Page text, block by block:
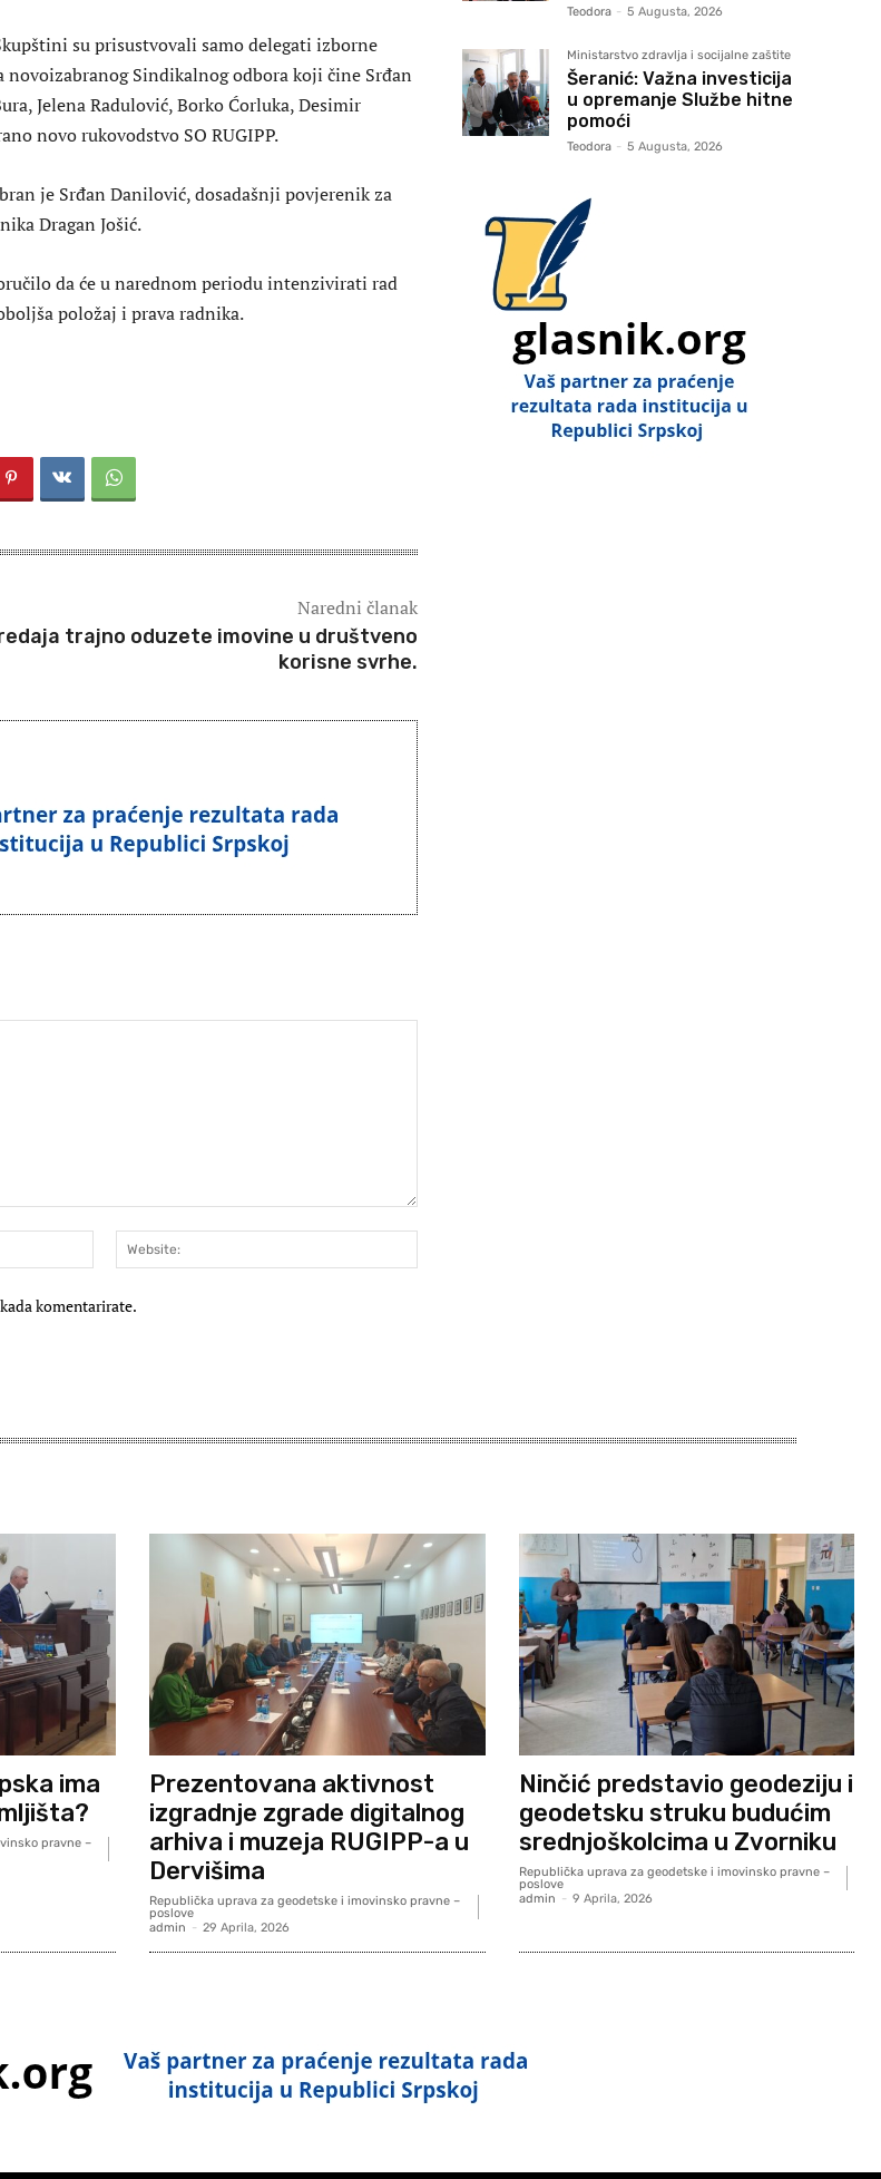
su prisustvovali samo delegati izborne
novoizabranog Sindikalnog odbora koji čine Srđan
Jelena Radulović, Borko Ćorluka, Desimir
novo rukovodstvo SO RUGIPP.
je Srđan Danilović, dosadašnji povjerenik za
Dragan Jošić.
da će u narednom periodu intenzivirati rad
položaj i prava radnika.
Naredni članak
trajno oduzete imovine u društveno
korisne svrhe.
mail:*
komentarirate.
Teodora - 5 Augusta, 2026
Ministarstvo zdravlja i socijalne zaštite
Šeranić: Važna investicija
u opremanje Službe hitne
pomoći
Teodora - 5 Augusta, 2026
ima
pravne –
Prezentovana aktivnost
izgradnje zgrade digitalnog
arhiva i muzeja RUGIPP-a u
Dervišima
Republička uprava za geodetske i imovinsko pravne –
poslove
admin - 29 Aprila, 2026
Ninčić predstavio geodeziju i
geodetsku struku budućim
srednjoškolcima u Zvorniku
Republička uprava za geodetske i imovinsko pravne –
poslove
admin - 9 Aprila, 2026